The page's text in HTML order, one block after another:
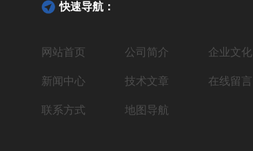
快速导航：
网站首页 公司简介 企业文化
新闻中心 技术文章 在线留言
联系方式 地图导航